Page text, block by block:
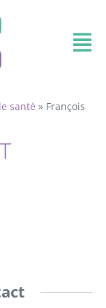
santé » François